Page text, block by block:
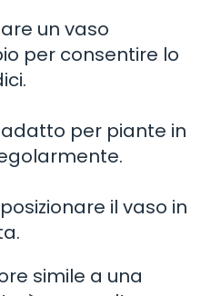
un vaso
per consentire lo
per piante in
il vaso in
simile a una